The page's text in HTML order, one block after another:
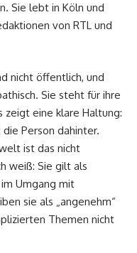
Sie lebt in Köln und
von RTL und
nicht öffentlich, und
Sie steht für ihre
zeigt eine klare Haltung:
Person dahinter.
ist das nicht
weiß: Sie gilt als
Umgang mit
sie als „angenehm“
Themen nicht